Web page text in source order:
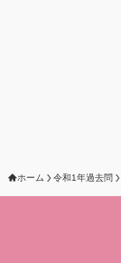
ホーム 令和1年過去問